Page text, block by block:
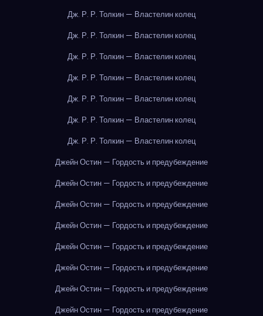
Дж. Р. Р. Толкин — Властелин колец
Дж. Р. Р. Толкин — Властелин колец
Дж. Р. Р. Толкин — Властелин колец
Дж. Р. Р. Толкин — Властелин колец
Дж. Р. Р. Толкин — Властелин колец
Дж. Р. Р. Толкин — Властелин колец
Дж. Р. Р. Толкин — Властелин колец
Джейн Остин — Гордость и предубеждение
Джейн Остин — Гордость и предубеждение
Джейн Остин — Гордость и предубеждение
Джейн Остин — Гордость и предубеждение
Джейн Остин — Гордость и предубеждение
Джейн Остин — Гордость и предубеждение
Джейн Остин — Гордость и предубеждение
Джейн Остин — Гордость и предубеждение